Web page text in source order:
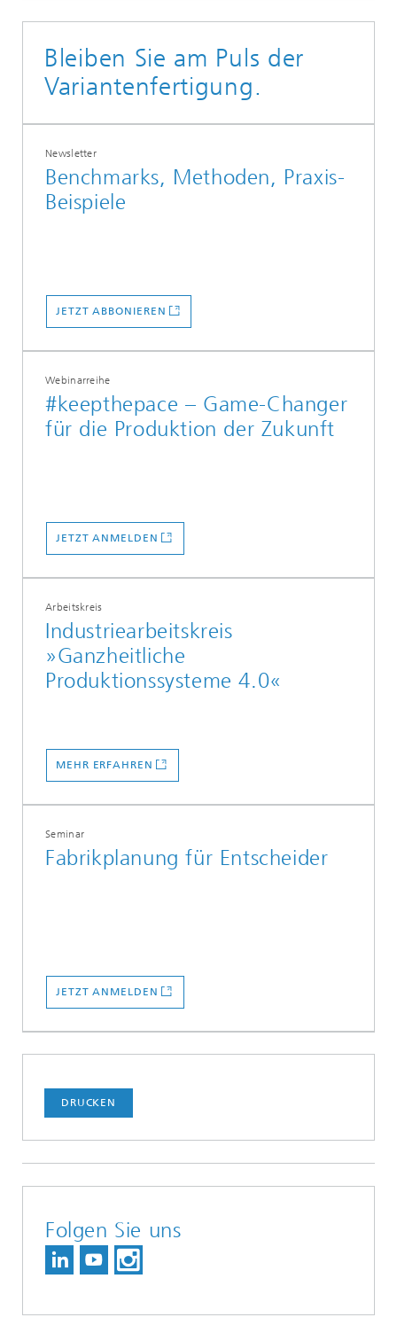
Bleiben Sie am Puls der
Variantenfertigung.
Newsletter
Benchmarks, Methoden, Praxis-
Beispiele
JETZT ABBONIEREN
Webinarreihe
#keepthepace – Game-Changer
für die Produktion der Zukunft
JETZT ANMELDEN
Arbeitskreis
Industriearbeitskreis
»Ganzheitliche
Produktionssysteme 4.0«
MEHR ERFAHREN
Seminar
Fabrikplanung für Entscheider
JETZT ANMELDEN
DRUCKEN
Folgen Sie uns